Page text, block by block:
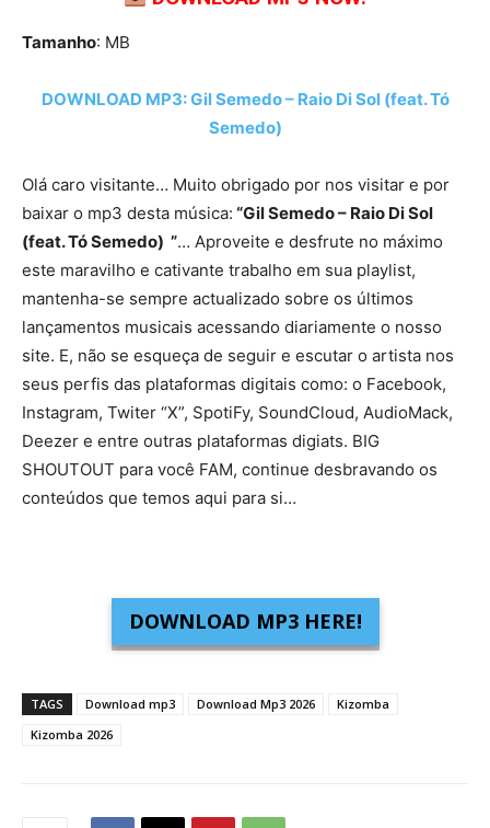
Tamanho: MB
DOWNLOAD MP3: Gil Semedo – Raio Di Sol (feat. Tó
Semedo)
Olá caro visitante… Muito obrigado por nos visitar e por
baixar o mp3 desta música: “Gil Semedo – Raio Di Sol
(feat. Tó Semedo) ”… Aproveite e desfrute no máximo
este maravilho e cativante trabalho em sua playlist,
mantenha-se sempre actualizado sobre os últimos
lançamentos musicais acessando diariamente o nosso
site. E, não se esqueça de seguir e escutar o artista nos
seus perfis das plataformas digitais como: o Facebook,
Instagram, Twiter “X”, SpotiFy, SoundCloud, AudioMack,
Deezer e entre outras plataformas digiats. BIG
SHOUTOUT para você FAM, continue desbravando os
conteúdos que temos aqui para si…
DOWNLOAD MP3 HERE!
TAGS Download mp3 Download Mp3 2026
Kizomba
Kizomba 2026